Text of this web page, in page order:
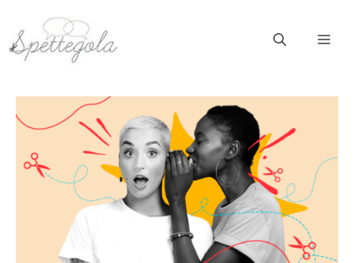
contenuto